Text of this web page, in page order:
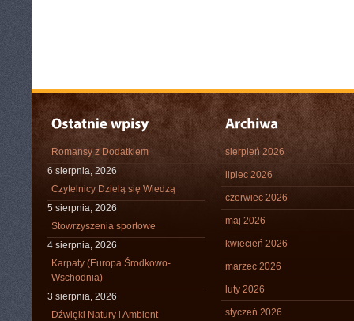
Romansy z Dodatkiem
6 sierpnia, 2026
Czytelnicy Dzielą się Wiedzą
5 sierpnia, 2026
Stowrzyszenia sportowe
4 sierpnia, 2026
Karpaty (Europa Środkowo-
Wschodnia)
3 sierpnia, 2026
Dźwięki Natury i Ambient
sierpień 2026
lipiec 2026
czerwiec 2026
maj 2026
kwiecień 2026
marzec 2026
luty 2026
styczeń 2026